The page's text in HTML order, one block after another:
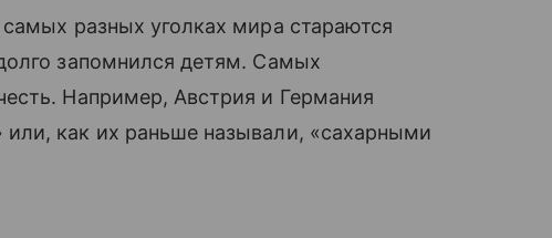
разных уголках мира стараются
запомнился детям. Самых
Например, Австрия и Германия
как их раньше называли, «сахарными